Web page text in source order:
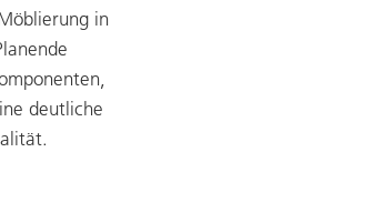
in
deutliche